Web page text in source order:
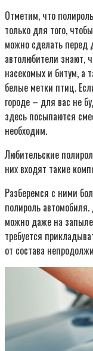
Отметим, что
только для того,
можно сделать перед
автолюбители знают,
насекомых и битум, а
белые метки птиц.
городе – для вас не
здесь посыпаются
необходим.
Любительские
них входят такие
Разберемся с ними
полироль
можно даже на
требуется
от состава